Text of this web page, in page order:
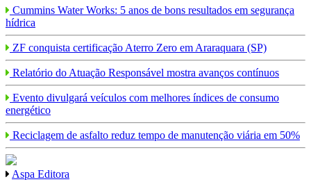
Cummins Water Works: 5 anos de bons resultados em segurança
hídrica
ZF conquista certificação Aterro Zero em Araraquara (SP)
Relatório do Atuação Responsável mostra avanços contínuos
Evento divulgará veículos com melhores índices de consumo
energético
Reciclagem de asfalto reduz tempo de manutenção viária em 50%
Aspa Editora